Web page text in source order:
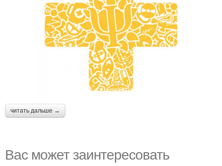
читать дальше →
Вас может заинтересовать